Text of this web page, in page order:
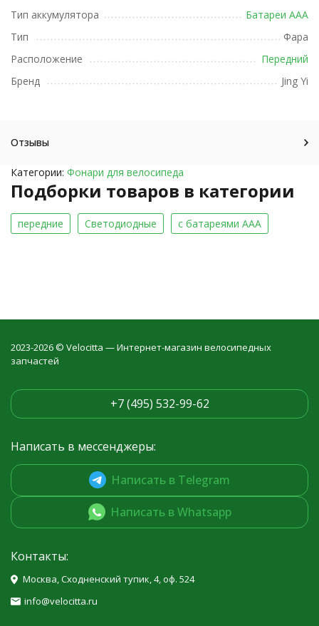
Тип аккумулятора
Батареи ААА
Тип
Фара
Расположение
Передний
Бренд
Jing Yi
Отзывы
Категории: Фонари для велосипеда
Подборки товаров в категории
передние Светодиодные с батареями ААА
2023-2026 © Velocitta — Интернет-магазин велосипедных
запчастей
+7 (495) 532-99-62
Написать в мессенджеры:
Написать в Telegram
Написать в Whatsapp
Контакты:
Москва, Сходненский тупик, 4, оф. 524
info@velocitta.ru